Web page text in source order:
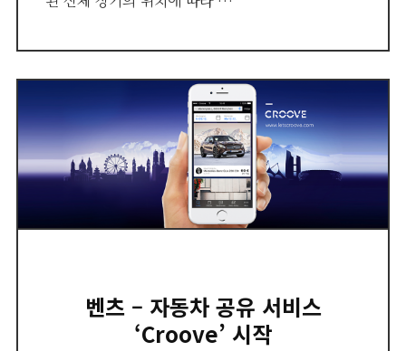
벤츠 – 자동차 공유 서비스
‘Croove’ 시작